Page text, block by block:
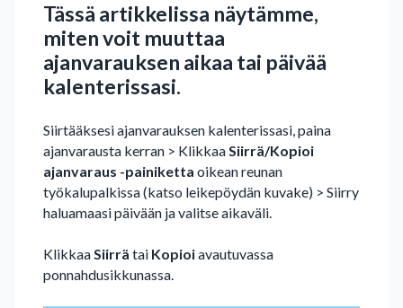
Tässä artikkelissa näytämme,
miten voit muuttaa
ajanvarauksen aikaa tai päivää
kalenterissasi.
Siirtääksesi ajanvarauksen kalenterissasi, paina
ajanvarausta kerran > KlikkaaSiirrä/Kopioi
ajanvaraus -painiketta oikean reunan
työkalupalkissa (katso leikepöydän kuvake) > Siirry
haluamaasi päivään ja valitse aikaväli.
KlikkaaSiirrä tai Kopioiavautuvassa
ponnahdusikkunassa.